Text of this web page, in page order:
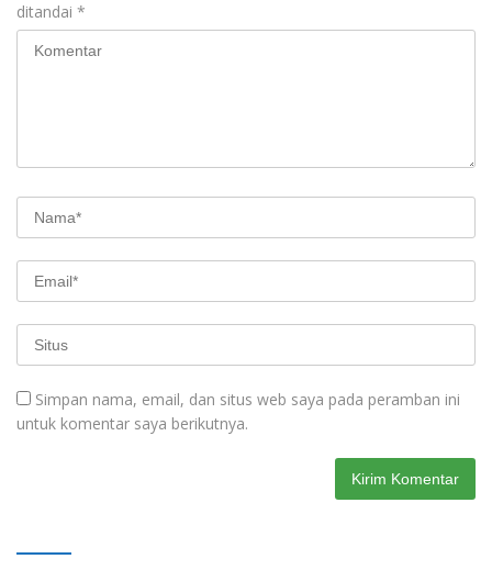
ditandai *
Simpan nama, email, dan situs web saya pada peramban ini
untuk komentar saya berikutnya.